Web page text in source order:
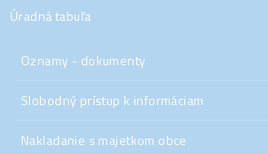
Úradná tabuľa
Oznamy - dokumenty
Slobodný prístup k informáciam
Nakladanie s majetkom obce